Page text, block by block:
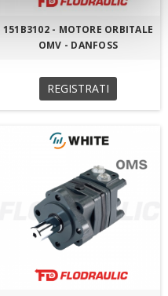
151B3102 - MOTORE ORBITALE
OMV - DANFOSS
REGISTRATI